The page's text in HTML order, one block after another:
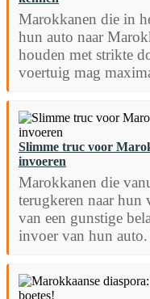
Marokkanen die in
hun auto naar
houden met strikte
voertuig mag
Slimme truc voor
invoeren
Marokkanen die
terugkeren naar hun
van een gunstige
invoer van hun